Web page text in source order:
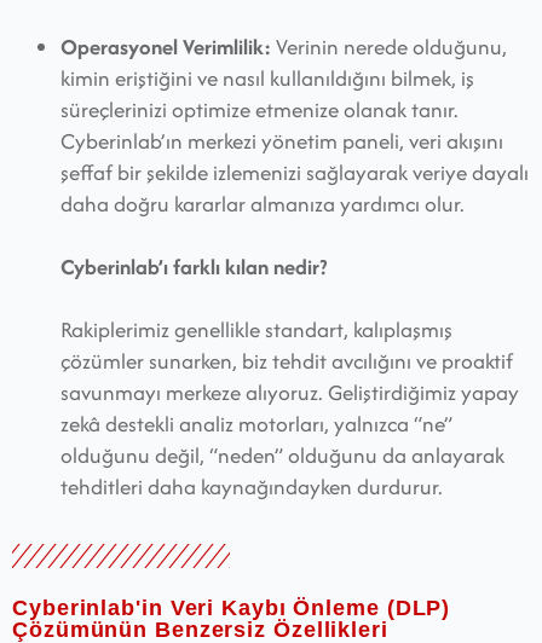
Operasyonel Verimlilik: Verinin nerede olduğunu,
kimin eriştiğini ve nasıl kullanıldığını bilmek, iş
süreçlerinizi optimize etmenize olanak tanır.
Cyberinlab’ın merkezi yönetim paneli, veri akışını
şeffaf bir şekilde izlemenizi sağlayarak veriye dayalı
daha doğru kararlar almanıza yardımcı olur.
Cyberinlab’ı farklı kılan nedir?
Rakiplerimiz genellikle standart, kalıplaşmış
çözümler sunarken, biz tehdit avcılığını ve proaktif
savunmayı merkeze alıyoruz. Geliştirdiğimiz yapay
zekâ destekli analiz motorları, yalnızca “ne”
olduğunu değil, “neden” olduğunu da anlayarak
tehditleri daha kaynağındayken durdurur.
Cyberinlab'in Veri Kaybı Önleme (DLP)
Çözümünün Benzersiz Özellikleri